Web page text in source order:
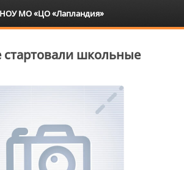
школьные
МО «ЦО «Лапландия»